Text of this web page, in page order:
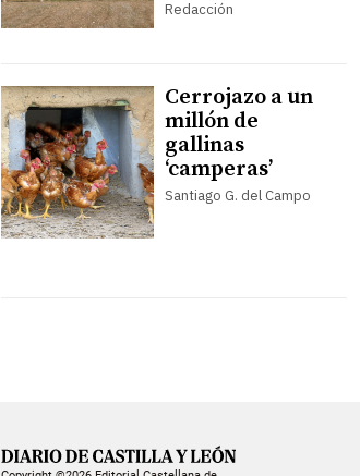
Redacción
Cerrojazo a un
millón de
gallinas
‘camperas’
Santiago G. del Campo